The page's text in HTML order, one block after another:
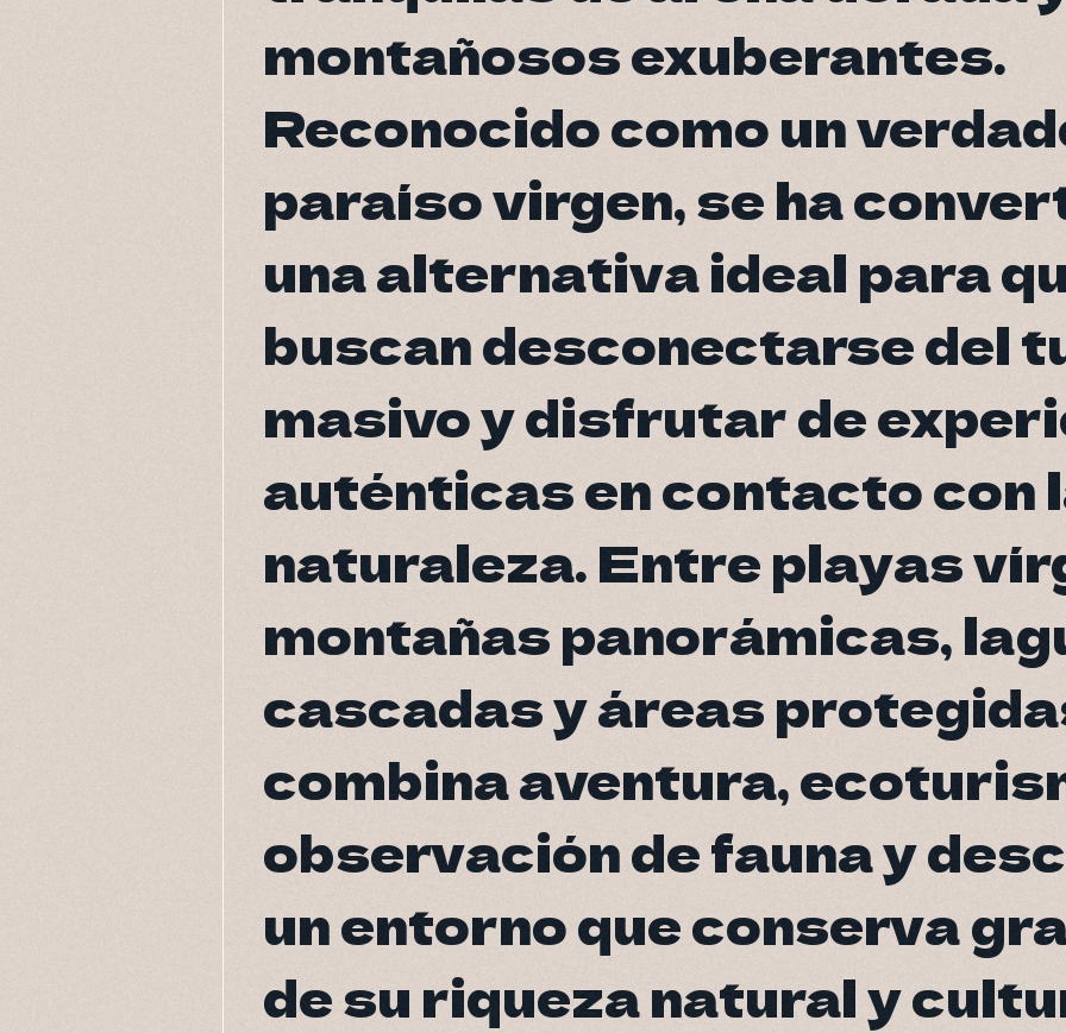
montañosos exuberantes.
Reconocido como un
paraíso virgen, se ha
una alternativa ideal para
buscan desconectarse del
masivo y disfrutar de
auténticas en contacto con
naturaleza. Entre playas
montañas panorámicas,
cascadas y áreas
combina aventura,
observación de fauna y
un entorno que conserva
de su riqueza natural y
montañosos exuberantes.
Reconocido como un
paraíso virgen, se ha
una alternativa ideal para
buscan desconectarse del
masivo y disfrutar de
auténticas en contacto con
naturaleza. Entre playas
montañas panorámicas,
cascadas y áreas
combina aventura,
observación de fauna y
un entorno que conserva
de su riqueza natural y